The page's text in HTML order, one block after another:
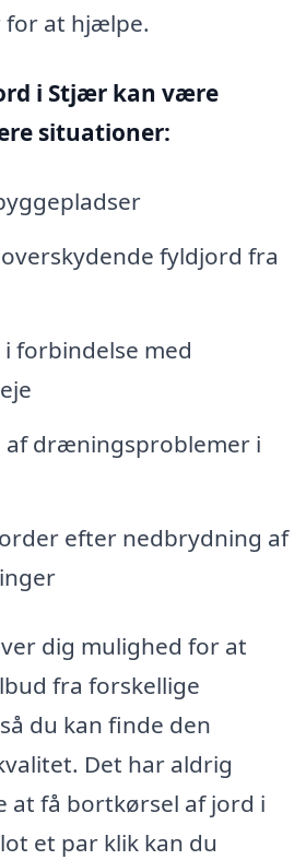
for at hjælpe.
i Stjær kan være
situationer:
fyldjord fra
forbindelse med
dræningsproblemer i
efter nedbrydning af
dig mulighed for at
fra forskellige
du kan finde den
Det har aldrig
at få bortkørsel af jord i
et par klik kan du